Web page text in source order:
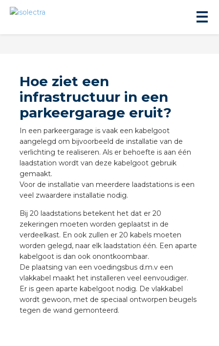
Hoe ziet een
infrastructuur in een
parkeergarage eruit?
In een parkeergarage is vaak een kabelgoot
aangelegd om bijvoorbeeld de installatie van de
verlichting te realiseren. Als er behoefte is aan één
laadstation wordt van deze kabelgoot gebruik
gemaakt.
Voor de installatie van meerdere laadstations is een
veel zwaardere installatie nodig.
Bij 20 laadstations betekent het dat er 20
zekeringen moeten worden geplaatst in de
verdeelkast. En ook zullen er 20 kabels moeten
worden gelegd, naar elk laadstation één. Een aparte
kabelgoot is dan ook onontkoombaar.
De plaatsing van een voedingsbus d.m.v een
vlakkabel maakt het installeren veel eenvoudiger.
Er is geen aparte kabelgoot nodig. De vlakkabel
wordt gewoon, met de speciaal ontworpen beugels
tegen de wand gemonteerd.
installeren
installeren